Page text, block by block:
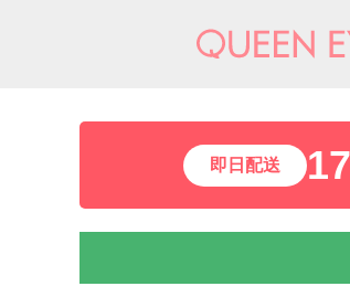
即日配送 17